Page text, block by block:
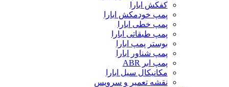
کفکش ابارا
پمپ خودمکش ابارا
پمپ خطی ابارا
پمپ طبقاتی ابارا
بوستر پمپ ابارا
پمپ شناور ابارا
پمپ ابر ABR
مکانیکال سیل ابارا
نقشه تعمیر و سرویس